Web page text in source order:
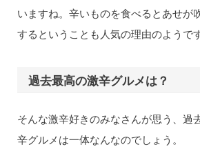
いますね。辛いものを食べるとあせが
するということも人気の理由のようです
過去最高の激辛グルメは？
そんな激辛好きのみなさんが思う、過
辛グルメは一体なんなのでしょう。